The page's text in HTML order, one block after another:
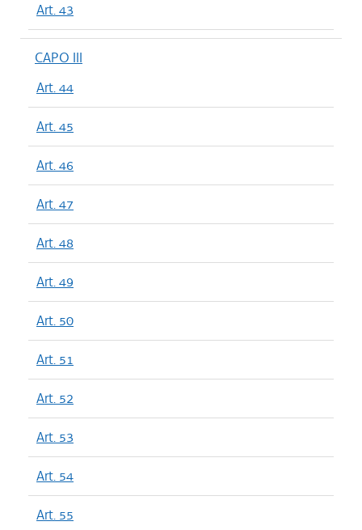
Art. 43
CAPO III
Art. 44
Art. 45
Art. 46
Art. 47
Art. 48
Art. 49
Art. 50
Art. 51
Art. 52
Art. 53
Art. 54
Art. 55